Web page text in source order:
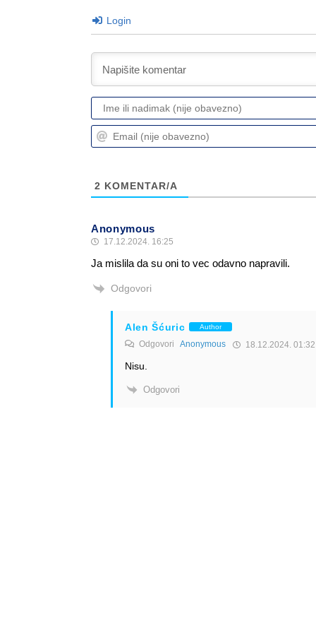
Login
2 KOMENTAR/A
Anonymous
17.12.2024. 16:25
Ja mislila da su oni to vec odavno napravili.
Odgovori
Alen Šćuric Author
Odgovori Anonymous 18.12.2024. 01:32
Nisu.
Odgovori